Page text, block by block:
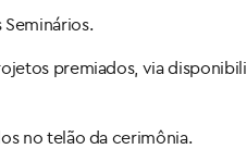
premiados, via
no telão da cerimônia.